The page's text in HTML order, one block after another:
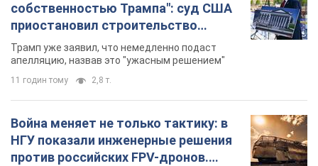
собственностью Трампа": суд США
приостановил строительство
бального зала стоимостью 400 млн
долларов
Трамп уже заявил, что немедленно подаст
апелляцию, назвав это "ужасным решением"
11 годин тому 2,8 т.
Война меняет не только тактику: в
НГУ показали инженерные решения
против российских FPV-дронов.